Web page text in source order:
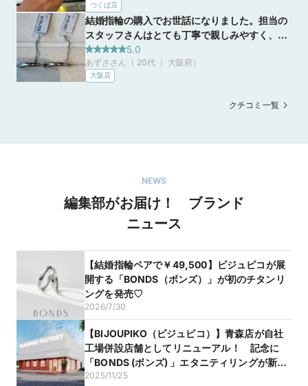
最大15％OFF！和ブランドTOWAの全ての商品が新価
格になりました
そんな状況でも、より多くのお客様に理想の指輪と出会ってい
ただきたい。
その想いから、TOWAではこのたび価格の見直しを実施しまし
今回の価格見直しにより、TOWAのすべてのリングが新価格に!
従来の価格から最大で15%OFFとなる商品や、ペアで
￥185,900(税込)からお選びいただける結婚指輪もご用意してお
ります。
デザイン性や品質はそのままに、これまで以上に手に取りやす
た。 たくさんの指輪を試すことができてよかっ
た。
つくば店
結婚指輪の購入でお世話になりました。担当の
スタッフさんはとても丁寧で親しみやすく、指
輪選びに関する疑問や不安にも一つひとつ分か
りやすく説明してくださいました。こちらの希
望をしっかり聞いたうえで提案していただけた
とができました。終始気持ちよく対応していた
5.0
あずささん（ 20代 ｜ 大阪府）
大阪店
クチコミ一覧
NEWS
編集部がお届け！ ブランド
ニュース
【結婚指輪ペアで￥49,500】ビジュピコが展
開する「BONDS（ボンズ）」が初のチタンリ
ングを発売♡
2026/7/30
【BIJOUPIKO（ビジュピコ）】青森店が自社
工場併設店舗としてリニューアル！ 記念に
「BONDS (ボンズ) 」エタニティリングが新登
場！
2025/11/25